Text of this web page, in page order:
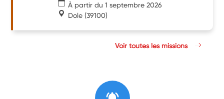
À partir du 1 septembre 2026
Dole (39100)
Voir toutes les missions